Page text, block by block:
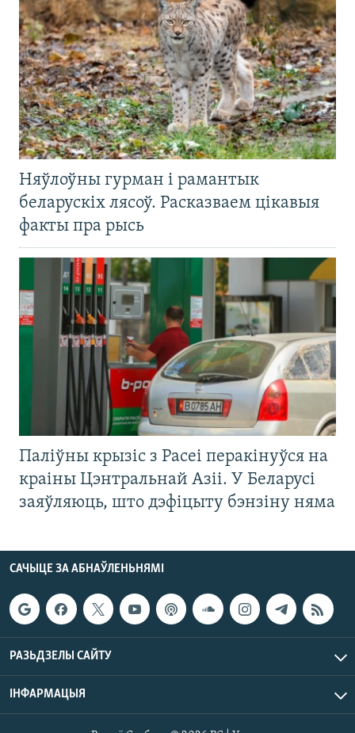
Няўлоўны гурман і рамантык
беларускіх лясоў. Расказваем цікавыя
факты пра рысь
Паліўны крызіс з Расеі перакінуўся на
краіны Цэнтральнай Азіі. У Беларусі
заяўляюць, што дэфіцыту бэнзіну няма
САЧЫЦЕ ЗА АБНАЎЛЕНЬНЯМІ
РАЗЬДЗЕЛЫ САЙТУ
ІНФАРМАЦЫЯ